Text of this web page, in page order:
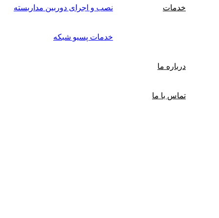
خدمات نصب و اجرای دوربین مداربسته
خدمات پسیو شبکه
درباره ما
تماس با ما